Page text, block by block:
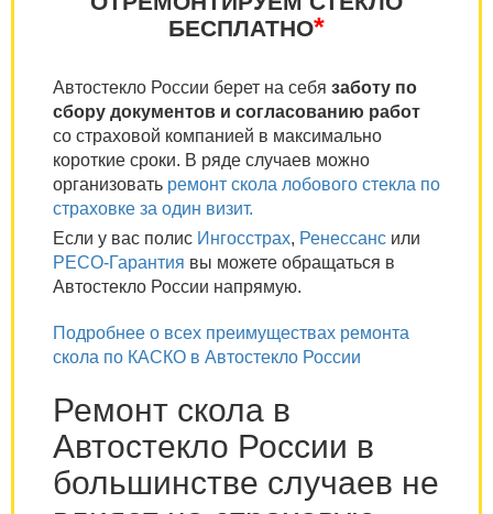
БЕСПЛАТНО*
Автостекло России берет на себя заботу по
сбору документов и согласованию работ
со страховой компанией в максимально
короткие сроки. В ряде случаев можно
организовать ремонт скола лобового стекла по
страховке за один визит.
Если у вас полис Ингосстрах, Ренессанс или
РЕСО-Гарантия вы можете обращаться в
Автостекло России напрямую.
Подробнее о всех преимуществах ремонта
скола по КАСКО в Автостекло России
Ремонт скола в
Автостекло России в
большинстве случаев не